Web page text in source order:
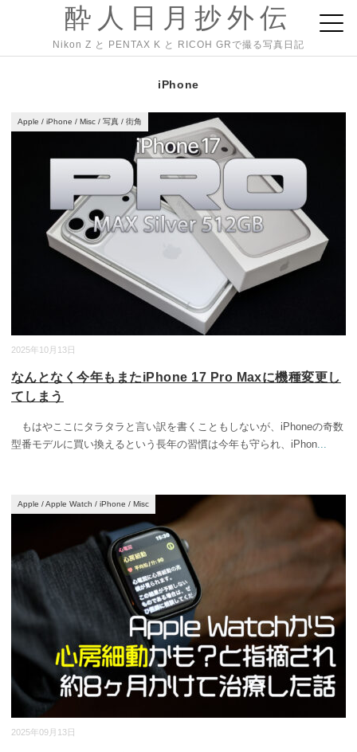
酔人日月抄外伝
Nikon Z と PENTAX K と RICOH GRで撮る写真日記
iPhone
2025年10月13日
Apple / iPhone / Misc / 写真 / 街角
なんとなく今年もまたiPhone 17 Pro Maxに機種変更し
てしまう
もはやここにタラタラと言い訳を書くこともしないが、iPhoneの奇数
型番モデルに買い換えるという長年の習慣は今年も守られ、iPhon...
2025年09月13日
Apple /Apple Watch / iPhone / Misc